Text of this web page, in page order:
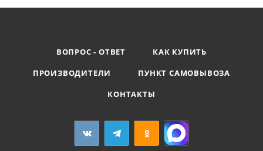
ВОПРОС - ОТВЕТ
КАК КУПИТЬ
ПРОИЗВОДИТЕЛИ
ПУНКТ САМОВЫВОЗА
КОНТАКТЫ